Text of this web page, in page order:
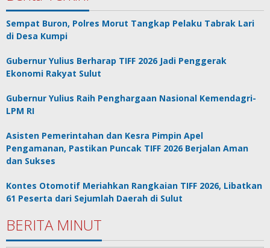
Sempat Buron, Polres Morut Tangkap Pelaku Tabrak Lari
di Desa Kumpi
Gubernur Yulius Berharap TIFF 2026 Jadi Penggerak
Ekonomi Rakyat Sulut
Gubernur Yulius Raih Penghargaan Nasional Kemendagri-
LPM RI
Asisten Pemerintahan dan Kesra Pimpin Apel
Pengamanan, Pastikan Puncak TIFF 2026 Berjalan Aman
dan Sukses
Kontes Otomotif Meriahkan Rangkaian TIFF 2026, Libatkan
61 Peserta dari Sejumlah Daerah di Sulut
BERITA MINUT